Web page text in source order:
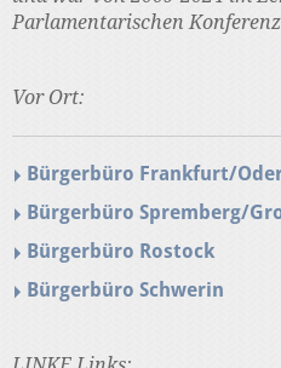
Parlamentarischen
Vor Ort:
Bürgerbüro Frankfurt/
Bürgerbüro Spremberg/
Bürgerbüro Rostock
Bürgerbüro Schwerin